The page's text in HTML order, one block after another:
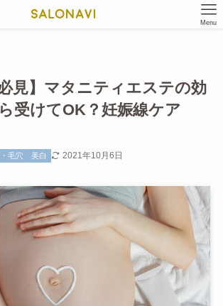
Menu
見】マタニティエステの効
受けてOK？妊娠線ケア
毛穴 美白 2021年10月6日